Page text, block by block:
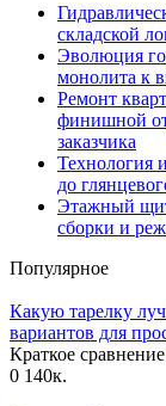
складской
Эволюция
монолита к
Ремонт
финишной
заказчика
Технология
до
Этажный
сборки и
Популярное
Какую тарелку
вариантов для
Краткое
0 140к.